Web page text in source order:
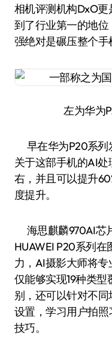
相机评测机构DxO
到了行业第一的地
强绝对是碾压整个手
左为华为
早在华为P20系列
关于这部手机的AI处
右，并且可以提升
度提升。
海思麒麟970AI芯
HUAWEI P20系列
力，AI摄影大师将
仅能够实现19种类
别，还可以针对不
设置，学习用户拍
技巧。